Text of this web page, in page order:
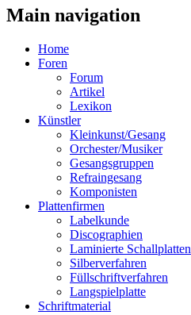
Main navigation
Home
Foren
Forum
Artikel
Lexikon
Künstler
Kleinkunst/Gesang
Orchester/Musiker
Gesangsgruppen
Refraingesang
Komponisten
Plattenfirmen
Labelkunde
Discographien
Laminierte Schallplatten
Silberverfahren
Füllschriftverfahren
Langspielplatte
Schriftmaterial